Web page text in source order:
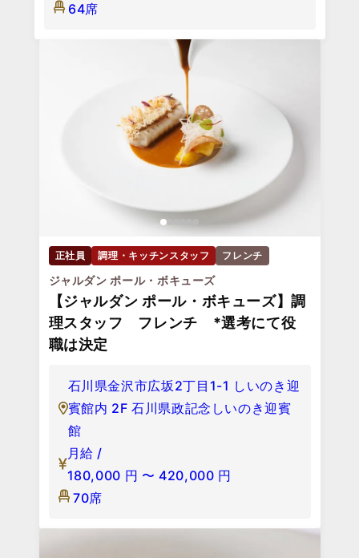
64席
正社員 調理・キッチンスタッフ フレンチ
ジャルダン ポール・ボキューズ
【ジャルダン ポール・ボキューズ】調
理スタッフ フレンチ *選考にて役
職は決定
石川県金沢市広坂2丁目1-1 しいのき迎
賓館内 2F 石川県政記念しいのき迎賓
館
月給 /
180,000 円 〜 420,000 円
70席